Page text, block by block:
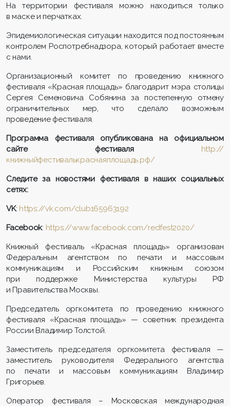
На территории фестиваля можно находиться только
в маске и перчатках.
Эпидемиологическая ситуации находится под постоянным
контролем Роспотребнадзора, который работает вместе
с нами.
Организационный комитет по проведению книжного
фестиваля «Красная площадь» благодарит мэра столицы
Сергея Семеновича Собянина за постепенную отмену
ограничительных мер, что сделало возможным
проведение фестиваля.
Программа фестиваля опубликована на официальном
сайте фестиваля
http://
книжныйфестивалькраснаяплощадь.рф/
Следите за новостями фестиваля в наших социальных
сетях:
VK: https://vk.com/club165963192
Facebook: https://www.facebook.com/redfest2020/
Книжный фестиваль «Красная площадь» организован
Федеральным агентством по печати и массовым
коммуникациям и Российским книжным союзом
при поддержке Министерства культуры РФ
и Правительства Москвы.
Председатель оргкомитета по проведению книжного
фестиваля «Красная площадь» — советник президента
России Владимир Толстой.
Заместитель председателя оргкомитета фестиваля —
заместитель руководителя Федерального агентства
по печати и массовым коммуникациям Владимир
Григорьев.
Оператор фестиваля – Московская международная